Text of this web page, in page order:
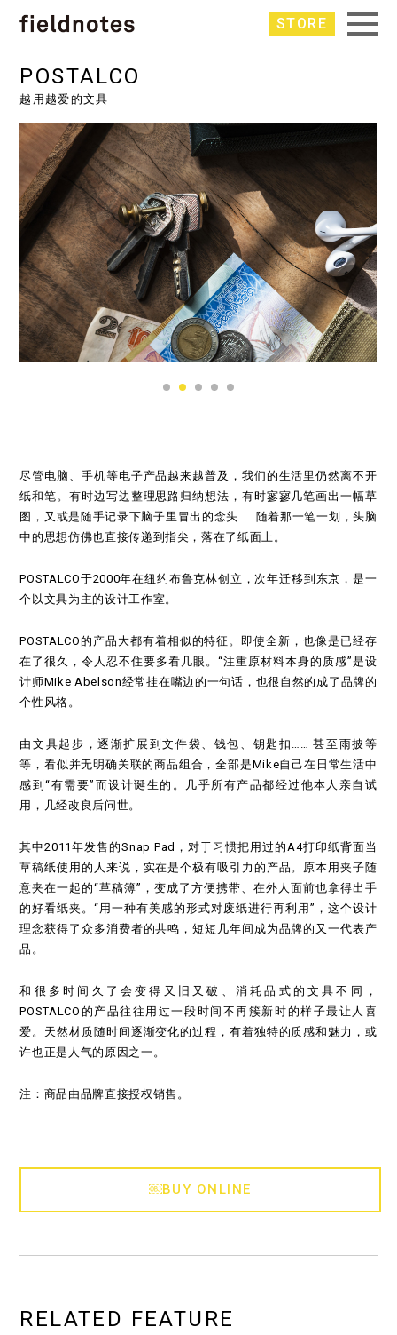
STORE
POSTALCO
越用越爱的文具
尽管电脑、手机等电子产品越来越普及，我们的生活里仍然离不开
纸和笔。有时边写边整理思路归纳想法，有时寥寥几笔画出一幅草
图，又或是随手记录下脑子里冒出的念头……随着那一笔一划，头脑
中的思想仿佛也直接传递到指尖，落在了纸面上。
POSTALCO于2000年在纽约布鲁克林创立，次年迁移到东京，是一
个以文具为主的设计工作室。
POSTALCO的产品大都有着相似的特征。即使全新，也像是已经存
在了很久，令人忍不住要多看几眼。“注重原材料本身的质感”是设
计师Mike Abelson经常挂在嘴边的一句话，也很自然的成了品牌的
个性风格。
由文具起步，逐渐扩展到文件袋、钱包、钥匙扣…… 甚至雨披等
等，看似并无明确关联的商品组合，全部是Mike自己在日常生活中
感到“有需要”而设计诞生的。几乎所有产品都经过他本人亲自试
用，几经改良后问世。
其中2011年发售的Snap Pad，对于习惯把用过的A4打印纸背面当
草稿纸使用的人来说，实在是个极有吸引力的产品。原本用夹子随
意夹在一起的“草稿簿”，变成了方便携带、在外人面前也拿得出手
的好看纸夹。“用一种有美感的形式对废纸进行再利用”，这个设计
理念获得了众多消费者的共鸣，短短几年间成为品牌的又一代表产
品。
和很多时间久了会变得又旧又破、消耗品式的文具不同，
POSTALCO的产品往往用过一段时间不再簇新时的样子最让人喜
爱。天然材质随时间逐渐变化的过程，有着独特的质感和魅力，或
许也正是人气的原因之一。
注：商品由品牌直接授权销售。
￼BUY ONLINE
RELATED FEATURE